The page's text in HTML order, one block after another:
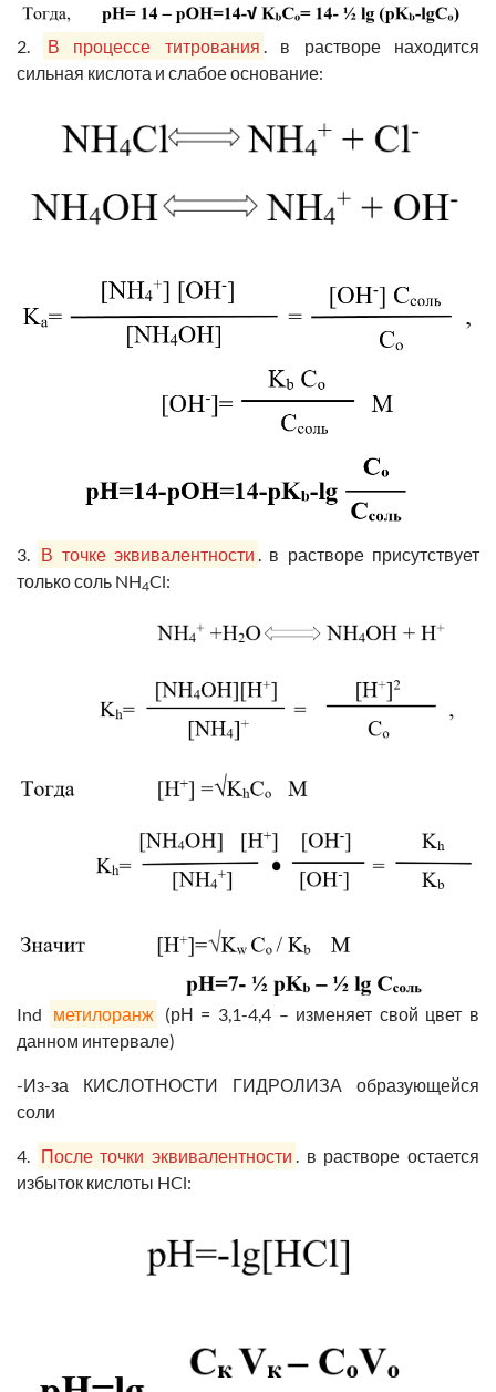
2. В процессе титрования . в растворе находится
сильная кислота и слабое основание:
3. В точке эквивалентности . в растворе присутствует
только соль NH4Cl:
Ind метилоранж (рН = 3,1-4,4 – изменяет свой цвет в
данном интервале)
-Из-за КИСЛОТНОСТИ ГИДРОЛИЗА образующейся
соли
4. После точки эквивалентности . в растворе остается
избыток кислоты HCl: